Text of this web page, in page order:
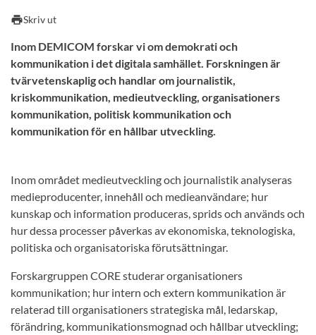
printSkriv ut
Inom DEMICOM forskar vi om demokrati och
kommunikation i det digitala samhället. Forskningen är
tvärvetenskaplig och handlar om journalistik,
kriskommunikation, medieutveckling, organisationers
kommunikation, politisk kommunikation och
kommunikation för en hållbar utveckling.
Inom området medieutveckling och journalistik analyseras
medieproducenter, innehåll och medieanvändare; hur
kunskap och information produceras, sprids och används och
hur dessa processer påverkas av ekonomiska, teknologiska,
politiska och organisatoriska förutsättningar.
Forskargruppen CORE studerar organisationers
kommunikation; hur intern och extern kommunikation är
relaterad till organisationers strategiska mål, ledarskap,
förändring, kommunikationsmognad och hållbar utveckling;